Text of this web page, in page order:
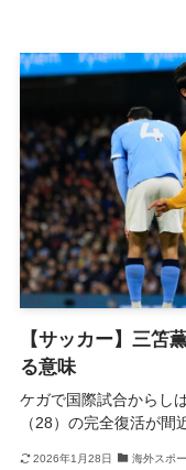
【サッカー】三笘
る意味
ケガで国際試合からし
（28）の完全復活が間
2026年1月28日 海外スポ